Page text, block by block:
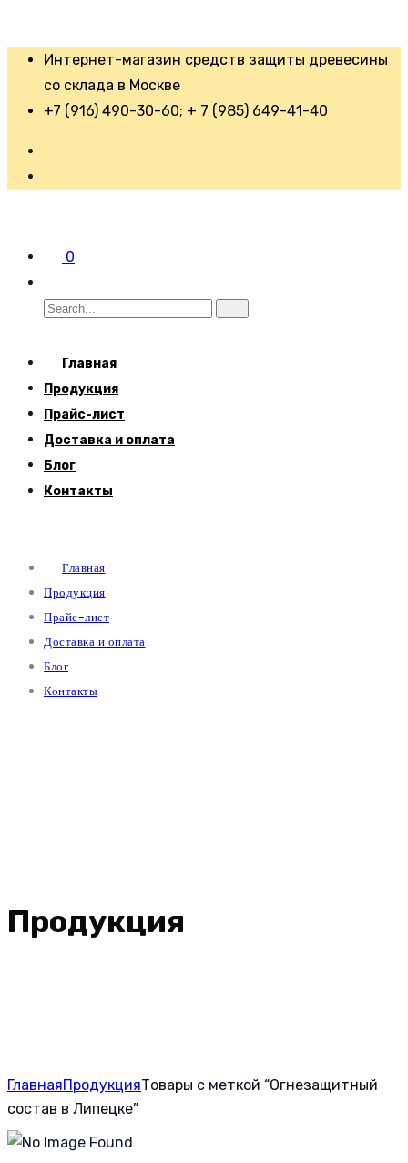
Интернет-магазин средств защиты древесины
со склада в Москве
+7 (916) 490-30-60; + 7 (985) 649-41-40
0
Главная
Продукция
Прайс-лист
Доставка и оплата
Блог
Контакты
Главная
Продукция
Прайс-лист
Доставка и оплата
Блог
Контакты
Продукция
ГлавнаяПродукцияТовары с меткой “Огнезащитный
состав в Липецке”